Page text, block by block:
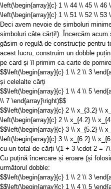
\left(\begin{array}{c} 1 \\ 44 \\ 45 \\ 46
\left(\begin{array}{c} 1 \\ 51 \\ 52 \\ 53
Deci avem nevoie de simboluri
simboluri câte cărți!). Încercăm
găsim o regulă de construcție pentru
acest lucru, construim un dobble
pe card și îl primim ca carte de pornire.
$$\left(\begin{array}{c} 1 \\ 2 \\ 3
și celelalte cărți
$$\left(\begin{array}{c} 1 \\ 4 \\ 5
\\ 7 \end{array}\right)$$
$$\left(\begin{array}{c} 2 \\ x_{3.2} \\
\left(\begin{array}{c} 2 \\ x_{4.2} \\
$$\left(\begin{array}{c} 3 \\ x_{5.2} \\
\left(\begin{array}{c} 3 \\ x_{6.2} \\
cu un total de cărți \(1 + 3 \cdot 2 =
Cu puțină încercare și eroare (și
următorul dobble:
$$\left(\begin{array}{c} 1 \\ 2 \\ 3
$$\left(\begin{array}{c} 1 \\ 4 \\ 5